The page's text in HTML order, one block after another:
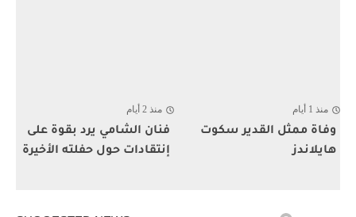
منذ 1 أيام
وفاة ممثل القدير سكوت
هايلاندز
منذ 2 أيام
فنان الشامي يرد بقوة على
إنتقادات حول حفلته الأخيرة